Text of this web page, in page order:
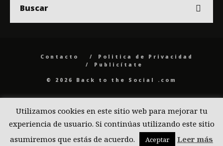
Contacto
Politica de Privacidad
Publicítate
© 2026 Back to the Social .com
Utilizamos cookies en este sitio web para mejorar tu
experiencia de usuario. Si continúas utilizando este sitio
asumiremos que estás de acuerdo.
Aceptar Leer más